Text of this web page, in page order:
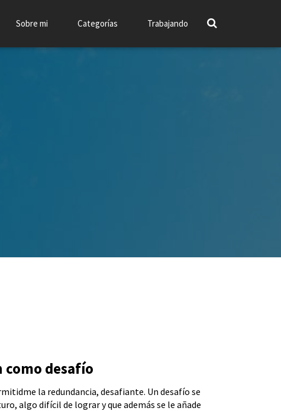
Sobre mi Categorías Trabajando
como desafío
la redundancia, desafiante. Un desafío se
algo difícil de lograr y que además se le añade